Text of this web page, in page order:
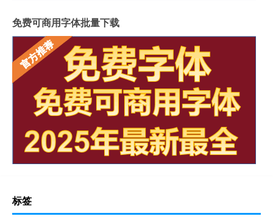
免费可商用字体批量下载
标签